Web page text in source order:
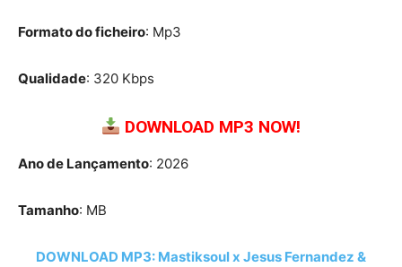
Formato do ficheiro: Mp3
Qualidade: 320 Kbps
DOWNLOAD MP3 NOW!
Ano de Lançamento: 2026
Tamanho: MB
DOWNLOAD MP3: Mastiksoul x Jesus Fernandez &